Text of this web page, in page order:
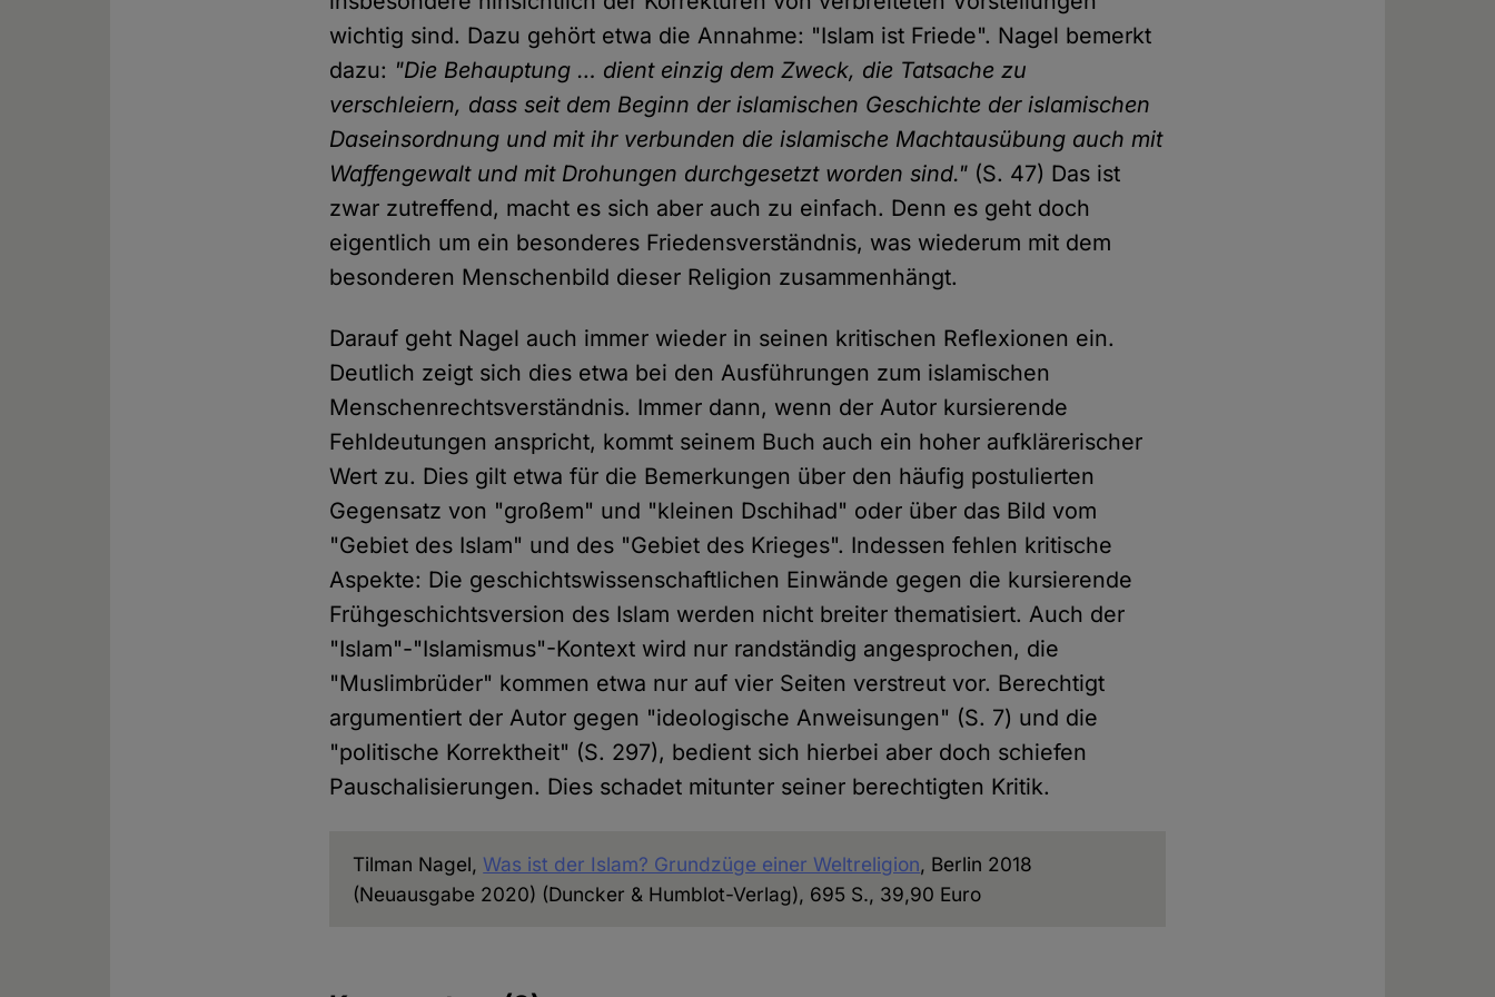
wichtig sind. Dazu gehört etwa die Annahme: "Islam ist Friede". Nagel bemerkt
dazu: "Die Behauptung … dient einzig dem Zweck, die Tatsache zu
verschleiern, dass seit dem Beginn der islamischen Geschichte der islamischen
Daseinsordnung und mit ihr verbunden die islamische Machtausübung auch mit
Waffengewalt und mit Drohungen durchgesetzt worden sind." (S. 47) Das ist
zwar zutreffend, macht es sich aber auch zu einfach. Denn es geht doch
eigentlich um ein besonderes Friedensverständnis, was wiederum mit dem
besonderen Menschenbild dieser Religion zusammenhängt.
Darauf geht Nagel auch immer wieder in seinen kritischen Reflexionen ein.
Deutlich zeigt sich dies etwa bei den Ausführungen zum islamischen
Menschenrechtsverständnis. Immer dann, wenn der Autor kursierende
Fehldeutungen anspricht, kommt seinem Buch auch ein hoher aufklärerischer
Wert zu. Dies gilt etwa für die Bemerkungen über den häufig postulierten
Gegensatz von "großem" und "kleinen Dschihad" oder über das Bild vom
"Gebiet des Islam" und des "Gebiet des Krieges". Indessen fehlen kritische
Aspekte: Die geschichtswissenschaftlichen Einwände gegen die kursierende
Frühgeschichtsversion des Islam werden nicht breiter thematisiert. Auch der
"Islam"-"Islamismus"-Kontext wird nur randständig angesprochen, die
"Muslimbrüder" kommen etwa nur auf vier Seiten verstreut vor. Berechtigt
argumentiert der Autor gegen "ideologische Anweisungen" (S. 7) und die
"politische Korrektheit" (S. 297), bedient sich hierbei aber doch schiefen
Pauschalisierungen. Dies schadet mitunter seiner berechtigten Kritik.
Tilman Nagel, Was ist der Islam? Grundzüge einer Weltreligion, Berlin 2018
(Neuausgabe 2020) (Duncker & Humblot-Verlag), 695 S., 39,90 Euro